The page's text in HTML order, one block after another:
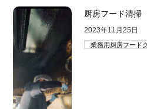
厨房フード清
2023年11月25日
業務用厨房フード